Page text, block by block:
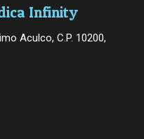
Infinity
Aculco, C.P. 10200,